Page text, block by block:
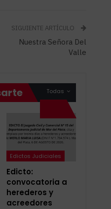
SIGUIENTE ARTÍCULO
Nuestra Señora Del
Valle
Todas
Edictos Judiciales
Edicto:
convocatoria a
herederos y
acreedores